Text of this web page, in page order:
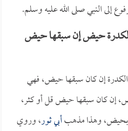
إلى النبي صلى الله عليه وسلم.
حيض إن سبقها حيض
إن كان سبقها حيض، فهي
إن كان سبقها حيض قل أو كثر،
وهذا مذهبأبي ثور، وروي